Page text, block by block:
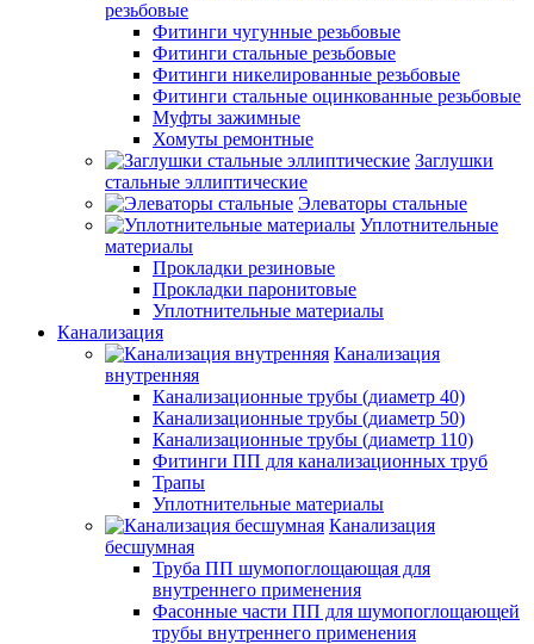
резьбовые
Фитинги чугунные резьбовые
Фитинги стальные резьбовые
Фитинги никелированные резьбовые
Фитинги стальные оцинкованные резьбовые
Муфты зажимные
Хомуты ремонтные
Заглушки
стальные эллиптические
Элеваторы стальные
Уплотнительные
материалы
Прокладки резиновые
Прокладки паронитовые
Уплотнительные материалы
Канализация
Канализация
внутренняя
Канализационные трубы (диаметр 40)
Канализационные трубы (диаметр 50)
Канализационные трубы (диаметр 110)
Фитинги ПП для канализационных труб
Трапы
Уплотнительные материалы
Канализация
бесшумная
Труба ПП шумопоглощающая для
внутреннего применения
Фасонные части ПП для шумопоглощающей
трубы внутреннего применения